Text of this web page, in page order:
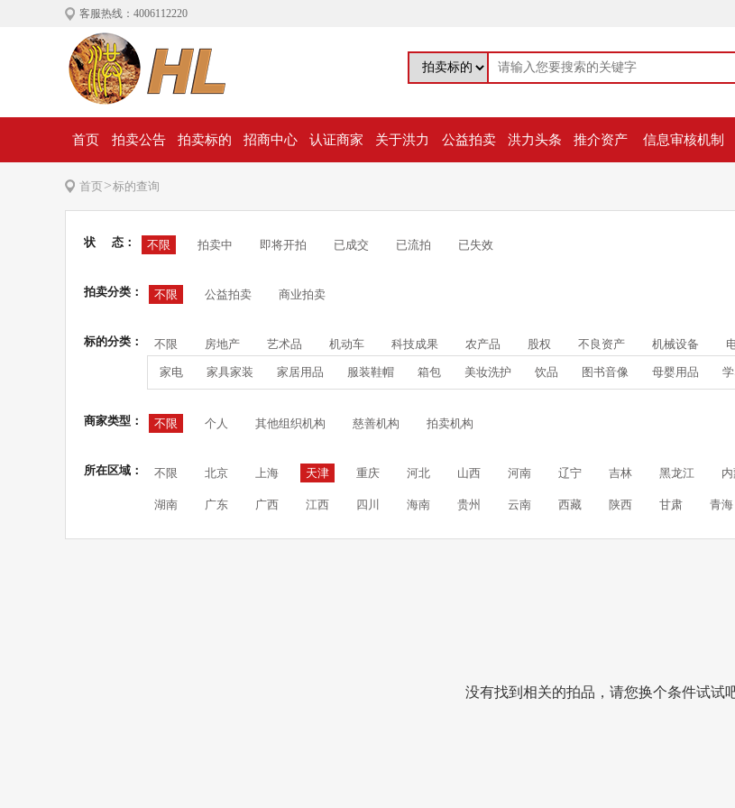
客服热线：4006112220
首页 拍卖公告 拍卖标的 招商中心 认证商家 关于洪力 公益拍卖 洪力头条 推介资产 信息审核机制
首页>标的查询
状 态： 不限 拍卖中 即将开拍 已成交 已流拍 已失效
拍卖分类： 不限 公益拍卖 商业拍卖
标的分类： 不限 房地产 艺术品 机动车 科技成果 农产品 股权 不良资产 机械设备
家电 家具家装 家居用品 服装鞋帽 箱包 美妆洗护 饮品 图书音像 母婴用品
商家类型： 不限 个人 其他组织机构 慈善机构 拍卖机构
所在区域： 不限 北京 上海 天津 重庆 河北 山西 河南 辽宁 吉林 黑龙江
湖南 广东 广西 江西 四川 海南 贵州 云南 西藏 陕西 甘肃 青海
没有找到相关的拍品，请您换个条件试试